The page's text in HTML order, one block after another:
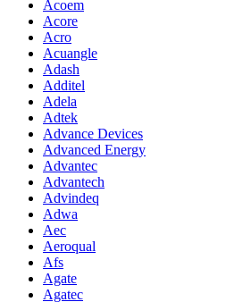
Acoem
Acore
Acro
Acuangle
Adash
Additel
Adela
Adtek
Advance Devices
Advanced Energy
Advantec
Advantech
Advindeq
Adwa
Aec
Aeroqual
Afs
Agate
Agatec